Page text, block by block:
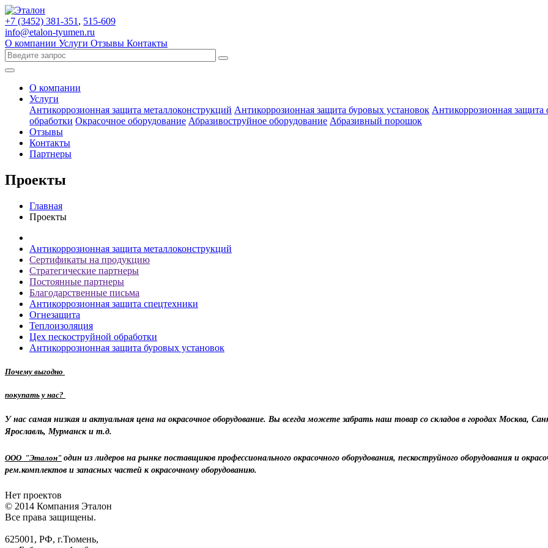
+7 (3452) 381-351 , 515-609
info@etalon-tyumen.ru
О компании Услуги Отзывы Контакты
О компании
Услуги
Антикоррозионная защита металлоконструкций Антикоррозионная защита буровых установок Антикоррозионная защита
обработки Окрасочное оборудование Абразивоструйное оборудование Абразивный порошок
Отзывы
Контакты
Партнеры
Проекты
Главная
Проекты
Антикоррозионная защита металлоконструкций
Сертификаты на продукцию
Стратегические партнеры
Постоянные партнеры
Благодарственные письма
Антикоррозионная защита спецтехники
Огнезащита
Теплоизоляция
Цех пескоструйной обработки
Антикоррозионная защита буровых установок
Почему выгодно
покупать у нас?
У нас самая низкая и актуальная цена на окрасочное оборудование. Вы всегда можете забрать наш товар со складов в городах Москва,
Ярославль, Мурманск и т.д.
ООО "Эталон" один из лидеров на рынке поставщиков профессионального окрасочного оборудования, пескоструйного оборудования и
рем.комплектов и запасных частей к окрасочному оборудованию.
Нет проектов
© 2014 Компания Эталон
Все права защищены.
625001, РФ, г.Тюмень,